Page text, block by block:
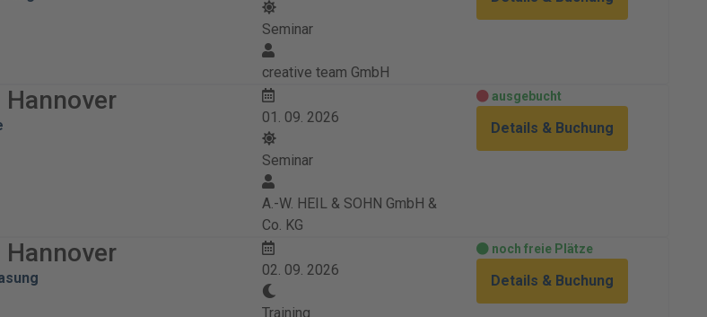
Seminar
creative team GmbH
01. 09. 2026
Seminar
A.-W. HEIL & SOHN GmbH &
Co. KG
ausgebucht
Details & Buchung
02. 09. 2026
Training
noch freie Plätze
Details & Buchung